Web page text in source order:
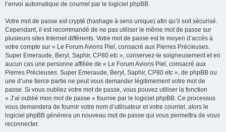
l’envoi automatique de courriel par le logiciel phpBB.
Votre mot de passe est crypté (hashage à sens unique) afin qu’il soit sécurisé.
Cependant, il est recommandé de ne pas utiliser le même mot de passe sur
plusieurs sites Internet différents. Votre mot de passe est le moyen d’accès à
votre compte sur « Le Forum Avions Piel, consacré aux Pierres Précieuses.
Super Emeraude, Beryl, Saphir, CP80 etc », conservez-le soigneusement et en
aucun cas une personne affiliée de « Le Forum Avions Piel, consacré aux
Pierres Précieuses. Super Emeraude, Beryl, Saphir, CP80 etc », de phpBB ou
une d’une tierce partie ne peut vous demander légitimement votre mot de
passe. Si vous oubliez votre mot de passe, vous pouvez utiliser la fonction
« J’ai oublié mon mot de passe » fournie par le logiciel phpBB. Ce processus
vous demandera de fournir votre nom d’utilisateur et votre courriel, alors le
logiciel phpBB générera un nouveau mot de passe qui vous permettra de vous
reconnecter.